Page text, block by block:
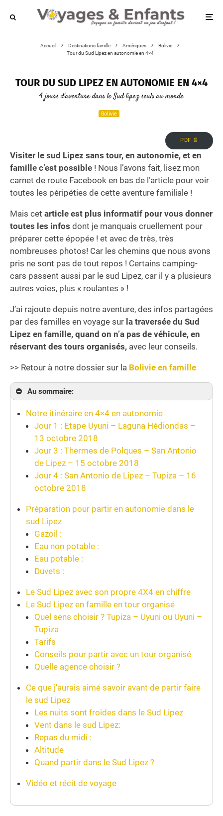
Accueil Destinations famille Amériques
Bolivie
Tour du Sud Lipez en autonomie en 4×4
TOUR DU SUD LIPEZ EN AUTONOMIE EN 4×4
4 jours d'aventure dans le Sud lipez seuls au monde
Bolivie
PDF 📄
Visiter le sud Lipez sans tour, en autonomie, et en
famille c’est possible ! Nous l’avons fait, lisez mon
carnet de route Facebook en bas de l’article pour voir
toutes les péripéties de cette aventure familiale !
Mais cet article est plus informatif pour vous donner
toutes les infos dont je manquais cruellement pour
préparer cette épopée ! et avec de très, très
nombreuses photos! Car les chemins que nous avons
pris ne sont pas de tout repos ! Certains camping-
cars passent aussi par le sud Lipez, car il y a plusieurs
autres voies, plus « roulantes » !
J’ai rajoute depuis notre aventure, des infos partagées
par des familles en voyage sur la traversée du Sud
Lipez en famille, quand on n’a pas de véhicule, en
réservant des tours organisés, avec leur conseils.
>> Retour à notre dossier sur la Bolivie en famille
Au sommaire:
Notre itinéraire en 4×4 en autonomie
Jour 1 : Etape Uyuni – Laguna Hédiondas –
13 octobre 2018
Jour 3 : Thermes de Polques – San Antonio
de Lipez – 15 octobre 2018
Jour 4 : San Antonio de Lipez – Tupiza – 16
octobre 2018
Préparation pour partir en autonomie dans le
sud Lipez
Gazoil :
Eau non potable :
Eau potable :
Duvets :
Le Sud Lipez avec son propre 4X4 en chiffre
Le Sud Lipez en famille en tour organisé
Quel sens choisir ? Tupiza – Uyuni ou Uyuni –
Tupiza
Tarifs
Conseils pour partir avec un tour organisé
Quelle agence choisir ?
Ce que j'aurais aimé savoir avant de partir faire
le sud Lipez
Les nuits sont froides dans le Sud Lipez
Vent dans le sud Lipez:
Repas du midi :
Altitude
Quand partir dans le Sud Lipez ?
Vidéo et récit de voyage